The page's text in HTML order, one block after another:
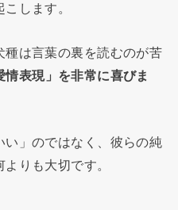
します。
種は言葉の裏を読むのが苦
情表現」を非常に喜びま
い」のではなく、彼らの純
りも大切です。